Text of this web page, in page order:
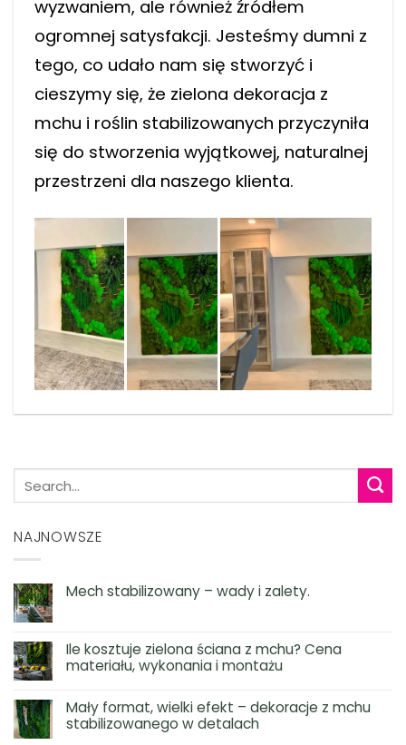
wyzwaniem, ale również źródłem
ogromnej satysfakcji. Jesteśmy dumni z
tego, co udało nam się stworzyć i
cieszymy się, że zielona dekoracja z
mchu i roślin stabilizowanych przyczyniła
się do stworzenia wyjątkowej, naturalnej
przestrzeni dla naszego klienta.
NAJNOWSZE
Mech stabilizowany – wady i zalety.
Ile kosztuje zielona ściana z mchu? Cena
materiału, wykonania i montażu
Mały format, wielki efekt – dekoracje z mchu
stabilizowanego w detalach